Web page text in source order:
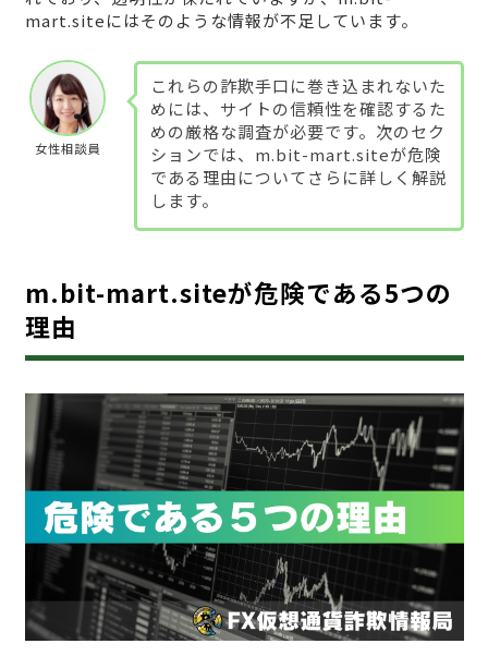
mart.siteにはそのような情報が不足しています。
女性相談員
これらの詐欺手口に巻き込まれないた
めには、サイトの信頼性を確認するた
めの厳格な調査が必要です。次のセク
ションでは、m.bit-mart.siteが危険
である理由についてさらに詳しく解説
します。
m.bit-mart.siteが危険である5つの
理由